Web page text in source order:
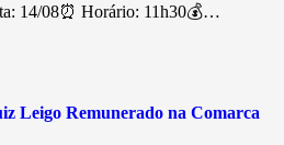
14/08⏰ Horário: 11h30💰…
Leigo Remunerado na Comarca